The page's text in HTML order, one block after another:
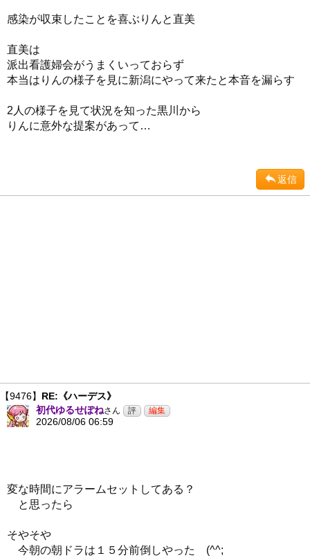
感染が収束したことを喜ぶりんと直美
直美は
派出看護婦会がうまくいっておらず
本当はりんの様子を見に新潟にやって来たと本音を漏らす
2人の様子を見て状況を知った黒川から
りんに意外な提案があって…
返信
【9476】 RE:《ハーデス》
初代ゆるせぽねさん
2026/08/06 06:59
変な時間にアラームセットしてある？
と思ったら
そやそや
今朝の朝ドラは１５分前倒しやった (^^;